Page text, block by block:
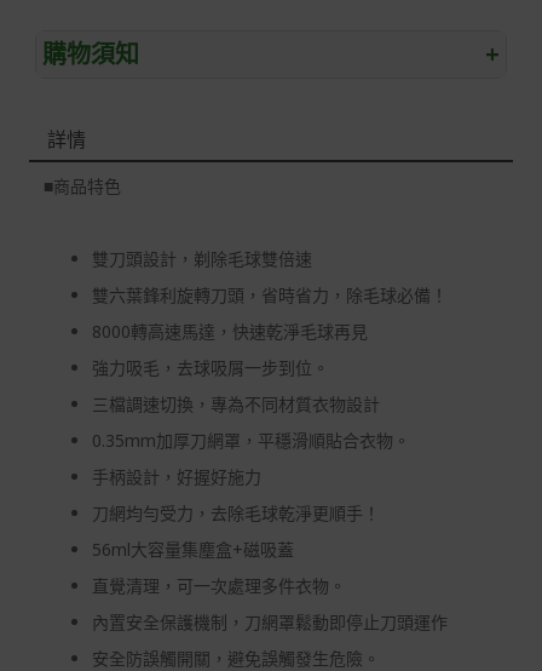
購物須知 +
本網站消費者享有商品到貨七天鑑賞期之權益(鑑賞期並非
試用期)。
裝、紙箱及所有附隨文件或資料)。
商品到貨後進行開箱前請全程錄影以確保自身權益 ! 非商
品本身瑕疵之退貨商品若有上述不完整之情況，本公司有
權向消費者收取相應的整新費用。
*遊戲光碟、軟體等影音商品屬智慧財產權之商品。依消費
貨。
如有相關退換貨服務需求，您可以透過專線或服務信箱聯
繫客服。
配送服務
本站商品除有特別標示收取運費之商品，其餘全館皆可免
運宅配到府。
詳情
■商品特色
雙刀頭設計，剃除毛球雙倍速
雙六葉鋒利旋轉刀頭，省時省力，除毛球必備！
8000轉高速馬達，快速乾淨毛球再見
強力吸毛，去球吸屑一步到位。
三檔調速切換，專為不同材質衣物設計
0.35mm加厚刀網罩，平穩滑順貼合衣物。
手柄設計，好握好施力
刀網均勻受力，去除毛球乾淨更順手！
56ml大容量集塵盒+磁吸蓋
直覺清理，可一次處理多件衣物。
內置安全保護機制，刀網罩鬆動即停止刀頭運作
安全防誤觸開關，避免誤觸發生危險。